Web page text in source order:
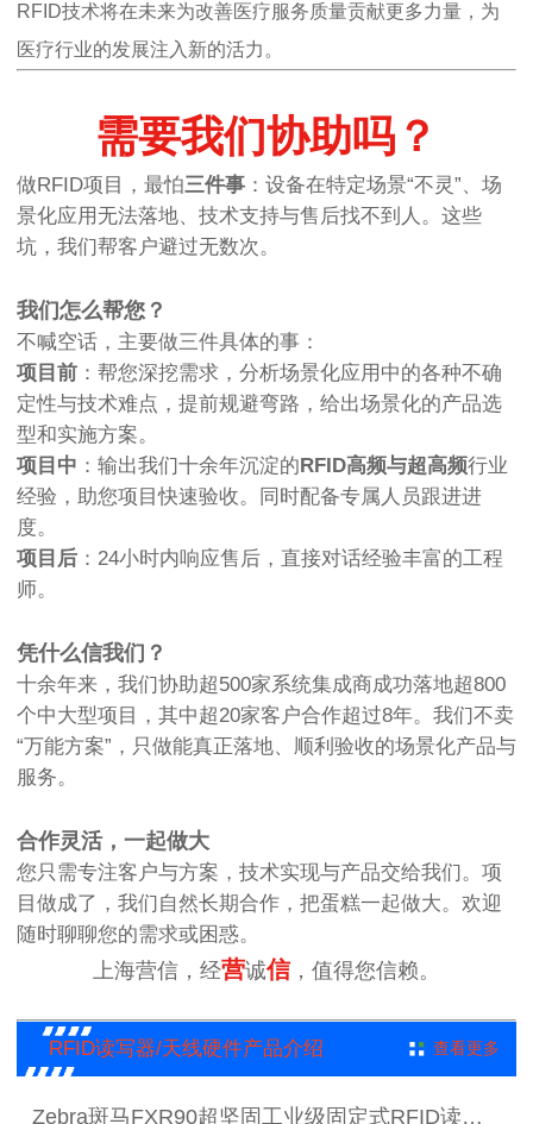
RFID技术将在未来为改善医疗服务质量贡献更多力量，为
医疗行业的发展注入新的活力。
需要我们协助吗？
做RFID项目，最怕三件事 ：设备在特定场景“不灵”、场
景化应用无法落地、技术支持与售后找不到人。这些
坑，我们帮客户避过无数次。
我们怎么帮您？
不喊空话，主要做三件具体的事：
项目前 ：帮您深挖需求，分析场景化应用中的各种不确
定性与技术难点，提前规避弯路，给出场景化的产品选
型和实施方案。
项目中 ：输出我们十余年沉淀的RFID高频与超高频行业
经验，助您项目快速验收。同时配备专属人员跟进进
度。
项目后 ：24小时内响应售后，直接对话经验丰富的工程
师。
凭什么信我们？
十余年来，我们协助超500家系统集成商成功落地超800
个中大型项目，其中超20家客户合作超过8年。我们不卖
“万能方案”，只做能真正落地、顺利验收的场景化产品与
服务。
合作灵活，一起做大
您只需专注客户与方案，技术实现与产品交给我们。项
目做成了，我们自然长期合作，把蛋糕一起做大。欢迎
随时聊聊您的需求或困惑。
上海营信，经营诚信，值得您信赖。
RFID读写器/天线硬件产品介绍 查看更多
Zebra斑马FXR90超坚固工业级固定式RFID读写器